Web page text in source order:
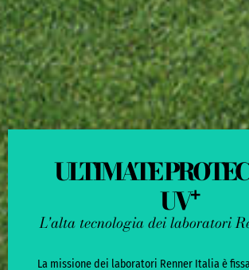
ULTIMATE
UV+
L'alta tecnologia dei laboratori
La missione dei laboratori Renner Italia è